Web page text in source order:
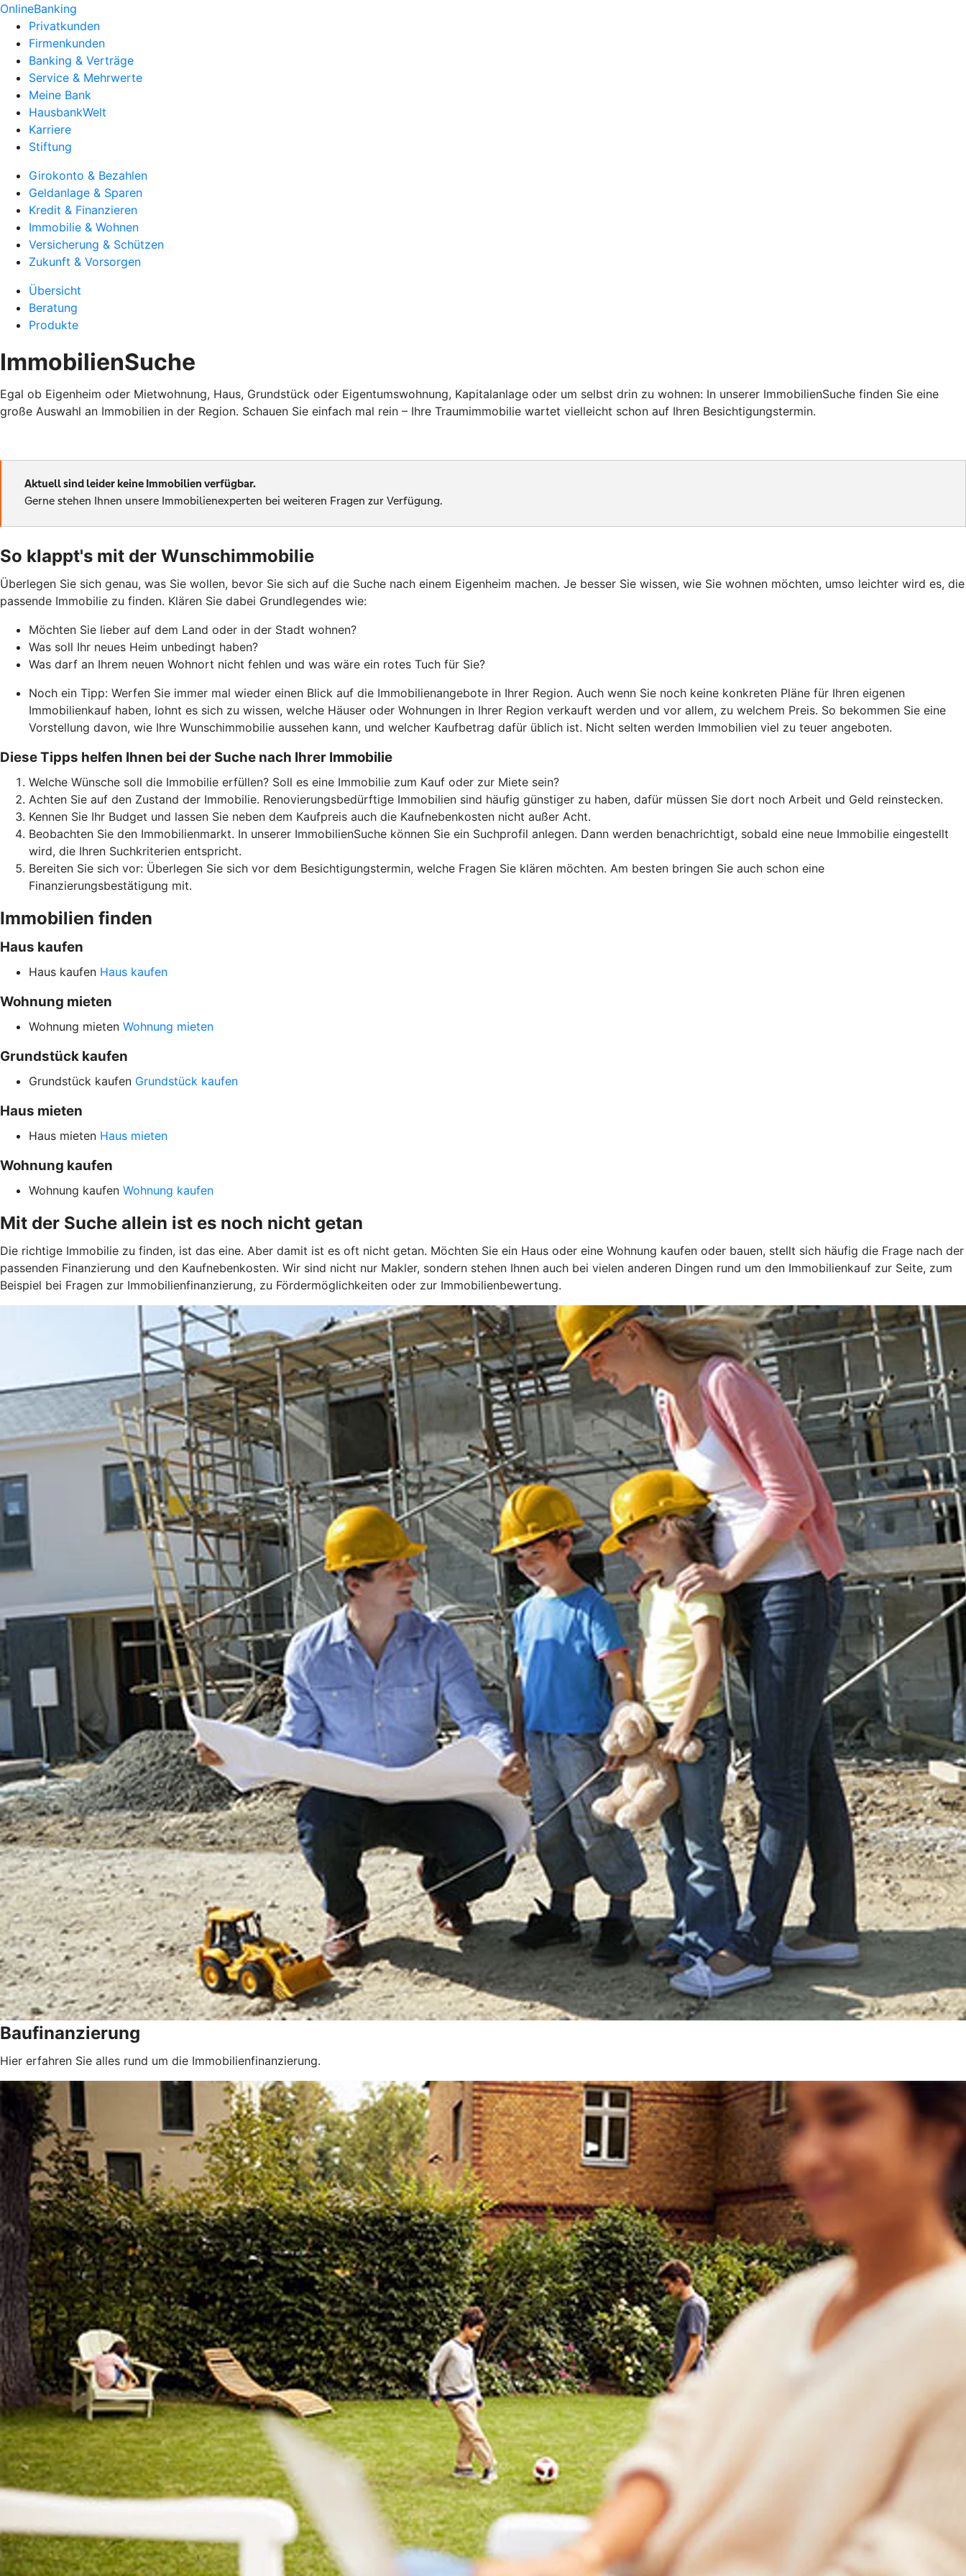
OnlineBanking
Privatkunden
Firmenkunden
Banking & Verträge
Service & Mehrwerte
Meine Bank
HausbankWelt
Karriere
Stiftung
Girokonto & Bezahlen
Geldanlage & Sparen
Kredit & Finanzieren
Immobilie & Wohnen
Versicherung & Schützen
Zukunft & Vorsorgen
Übersicht
Beratung
Produkte
ImmobilienSuche
Egal ob Eigenheim oder Mietwohnung, Haus, Grundstück oder Eigentumswohnung, Kapitalanlage oder um selbst drin zu wohnen: In unserer ImmobilienSuche finden Sie eine
große Auswahl an Immobilien in der Region. Schauen Sie einfach mal rein – Ihre Traumimmobilie wartet vielleicht schon auf Ihren Besichtigungstermin.
So klappt's mit der Wunschimmobilie
Überlegen Sie sich genau, was Sie wollen, bevor Sie sich auf die Suche nach einem Eigenheim machen. Je besser Sie wissen, wie Sie wohnen möchten, umso leichter wird es, die
passende Immobilie zu finden. Klären Sie dabei Grundlegendes wie:
Möchten Sie lieber auf dem Land oder in der Stadt wohnen?
Was soll Ihr neues Heim unbedingt haben?
Was darf an Ihrem neuen Wohnort nicht fehlen und was wäre ein rotes Tuch für Sie?
Noch ein Tipp: Werfen Sie immer mal wieder einen Blick auf die Immobilienangebote in Ihrer Region. Auch wenn Sie noch keine konkreten Pläne für Ihren eigenen
Immobilienkauf haben, lohnt es sich zu wissen, welche Häuser oder Wohnungen in Ihrer Region verkauft werden und vor allem, zu welchem Preis. So bekommen Sie eine
Vorstellung davon, wie Ihre Wunschimmobilie aussehen kann, und welcher Kaufbetrag dafür üblich ist. Nicht selten werden Immobilien viel zu teuer angeboten.
Diese Tipps helfen Ihnen bei der Suche nach Ihrer Immobilie
Welche Wünsche soll die Immobilie erfüllen? Soll es eine Immobilie zum Kauf oder zur Miete sein?
Achten Sie auf den Zustand der Immobilie. Renovierungsbedürftige Immobilien sind häufig günstiger zu haben, dafür müssen Sie dort noch Arbeit und Geld reinstecken.
Kennen Sie Ihr Budget und lassen Sie neben dem Kaufpreis auch die Kaufnebenkosten nicht außer Acht.
Beobachten Sie den Immobilienmarkt. In unserer ImmobilienSuche können Sie ein Suchprofil anlegen. Dann werden benachrichtigt, sobald eine neue Immobilie eingestellt
wird, die Ihren Suchkriterien entspricht.
Bereiten Sie sich vor: Überlegen Sie sich vor dem Besichtigungstermin, welche Fragen Sie klären möchten. Am besten bringen Sie auch schon eine
Finanzierungsbestätigung mit.
Immobilien finden
Haus kaufen
Haus kaufen Haus kaufen
Wohnung mieten
Wohnung mieten Wohnung mieten
Grundstück kaufen
Grundstück kaufen Grundstück kaufen
Haus mieten
Haus mieten Haus mieten
Wohnung kaufen
Wohnung kaufen Wohnung kaufen
Mit der Suche allein ist es noch nicht getan
Die richtige Immobilie zu finden, ist das eine. Aber damit ist es oft nicht getan. Möchten Sie ein Haus oder eine Wohnung kaufen oder bauen, stellt sich häufig die Frage nach der
passenden Finanzierung und den Kaufnebenkosten. Wir sind nicht nur Makler, sondern stehen Ihnen auch bei vielen anderen Dingen rund um den Immobilienkauf zur Seite, zum
Beispiel bei Fragen zur Immobilienfinanzierung, zu Fördermöglichkeiten oder zur Immobilienbewertung.
Baufinanzierung
Hier erfahren Sie alles rund um die Immobilienfinanzierung.